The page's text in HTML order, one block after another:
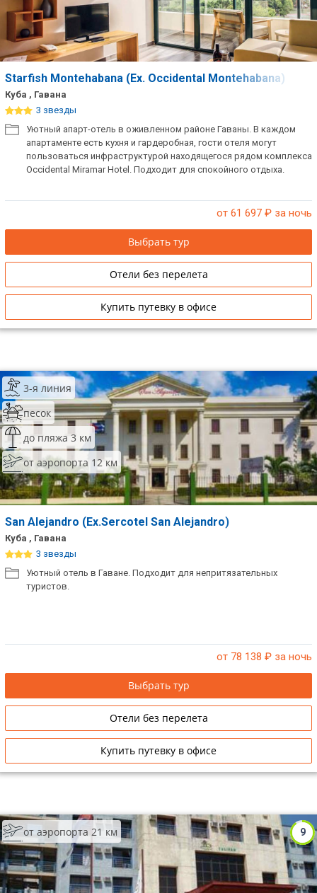
Starfish Montehabana (Ex. Occidental Montehabana)
Куба , Гавана
3 звезды
Уютный апарт-отель в оживленном районе Гаваны. В каждом
апартаменте есть кухня и гардеробная, гости отеля могут
пользоваться инфраструктурой находящегося рядом комплекса
Occidental Miramar Hotel. Подходит для спокойного отдыха.
от 61 697 ₽ за ночь
Выбрать тур
Отели без перелета
Купить путевку в офисе
3-я линия
песок
до пляжа 3 км
от аэропорта 12 км
San Alejandro (Ex.Sercotel San Alejandro)
Куба , Гавана
3 звезды
Уютный отель в Гаване. Подходит для непритязательных
туристов.
от 78 138 ₽ за ночь
Выбрать тур
Отели без перелета
Купить путевку в офисе
9
от аэропорта 21 км